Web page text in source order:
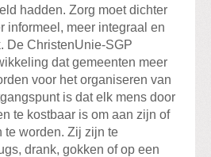
hadden. Zorg moet dichter
informeel, meer integraal en
De ChristenUnie-SGP
dat gemeenten meer
voor het organiseren van
is dat elk mens door
te kostbaar is om aan zijn of
te worden. Zij zijn te
drank, gokken of op een